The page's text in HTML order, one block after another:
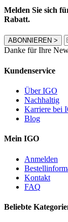
Melden Sie sich
Rabatt.
ABONNIEREN >
Danke für Ihre
Kundenservice
Über IGO
Nachhaltig
Karriere bei
Blog
Mein IGO
Anmelden
Kontakt
FAQ
Beliebte